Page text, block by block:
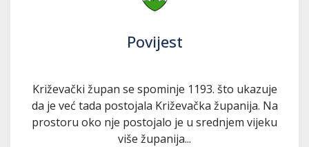
Povijest
Križevački župan se spominje 1193. što ukazuje
da je već tada postojala Križevačka županija. Na
prostoru oko nje postojalo je u srednjem vijeku
više županija...